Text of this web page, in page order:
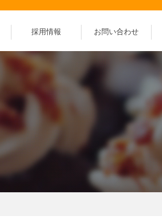
採用情報 お問い合わせ